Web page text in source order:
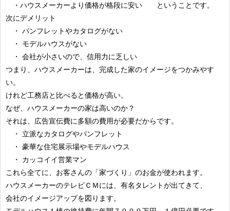
・ハウスメーカーより価格が格段に安い ということです。
次にデメリット
・ パンフレットやカタログがない
・ モデルハウスがない
・ 会社が小さいので、信用力に乏しい
つまり、ハウスメーカーは、完成した家のイメージをつかみやす
い。
けれど工務店と比べると価格が高い。
なぜ、ハウスメーカーの家は高いのか？
それは、広告宣伝費に多額の費用が必要だからです。
・ 立派なカタログやパンフレット
・ 豪華な住宅展示場やモデルハウス
・ カッコイイ営業マン
これら全てに、お客さんの「家づくり」のお金が使われます。
ハウスメーカーのテレビＣＭには、有名タレントが出てきて、
会社のイメージアップを図ります。